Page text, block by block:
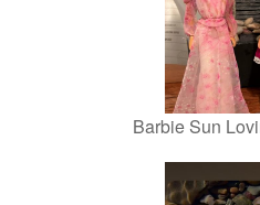
Barbie Sun